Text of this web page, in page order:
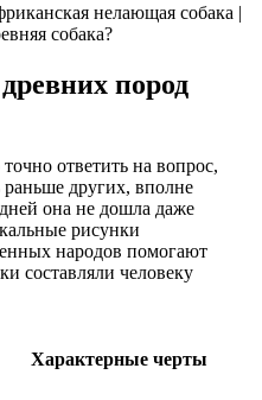
нелающая собака |
собака?
пород
ответить на вопрос,
других, вполне
она не дошла даже
рисунки
народов помогают
составляли человеку
Характерные черты